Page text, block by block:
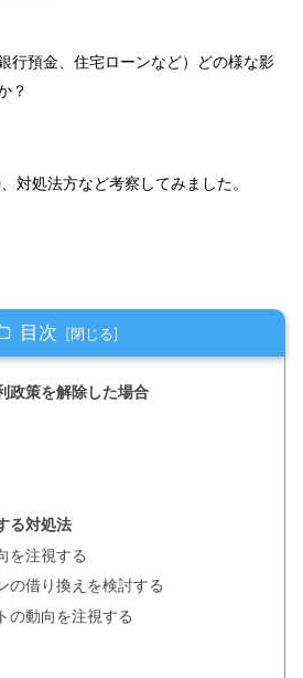
行預金、住宅ローンなど）どの様な影
？
対処法方など考察してみました。
目次
政策を解除した場合
る対処法
を注視する
の借り換えを検討する
の動向を注視する